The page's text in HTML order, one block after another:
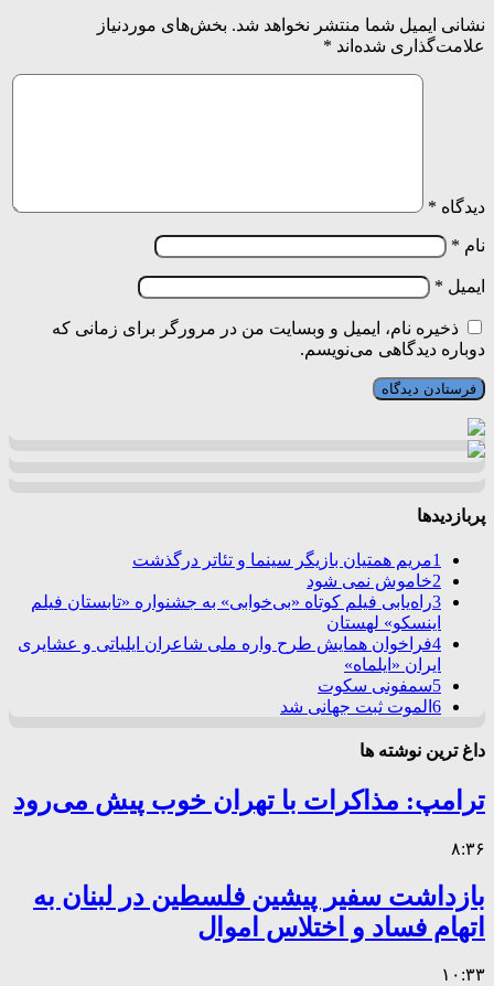
نشانی ایمیل شما منتشر نخواهد شد. بخش‌های موردنیاز
علامت‌گذاری شده‌اند *
دیدگاه *
نام *
ایمیل *
ذخیره نام، ایمیل و وبسایت من در مرورگر برای زمانی که
دوباره دیدگاهی می‌نویسم.
پربازدیدها
1مریم همتیان بازیگر سینما و تئاتر درگذشت
2خاموش نمی شود
3راه‌یابی فیلم کوتاه «بی‌خوابی» به جشنواره «تابستان فیلم
اینسکو» لهستان
4فراخوان همایش طرح واره ملی شاعران ایلیاتی و عشایری
ایران «ایلماه»
5سمفونی سکوت
6 الموت ثبت جهانی شد
داغ ترین نوشته ها
ترامپ: مذاکرات با تهران خوب پیش می‌رود
۸:۳۶
بازداشت سفیر پیشین فلسطین در لبنان به
اتهام فساد و اختلاس اموال
۱۰:۳۳